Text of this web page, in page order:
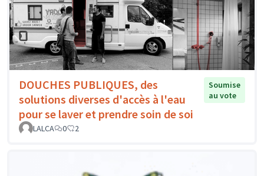
DOUCHES PUBLIQUES, des
solutions diverses d'accès à l'eau
pour se laver et prendre soin de soi
Soumise
au vote
LALCA 0 2